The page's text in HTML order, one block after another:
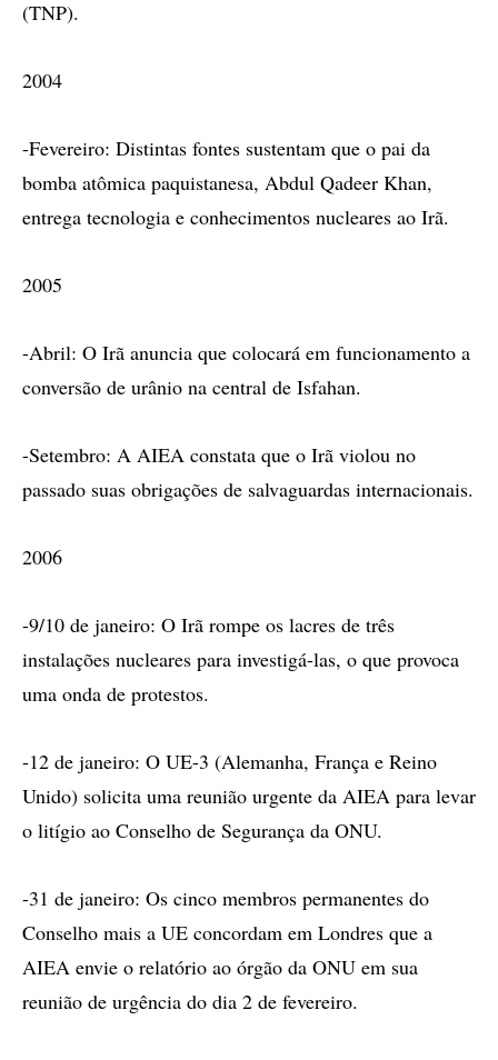
(TNP).
2004
-Fevereiro: Distintas fontes sustentam que o pai da
bomba atômica paquistanesa, Abdul Qadeer Khan,
entrega tecnologia e conhecimentos nucleares ao Irã.
2005
-Abril: O Irã anuncia que colocará em funcionamento a
conversão de urânio na central de Isfahan.
-Setembro: A AIEA constata que o Irã violou no
passado suas obrigações de salvaguardas internacionais.
2006
-9/10 de janeiro: O Irã rompe os lacres de três
instalações nucleares para investigá-las, o que provoca
uma onda de protestos.
-12 de janeiro: O UE-3 (Alemanha, França e Reino
Unido) solicita uma reunião urgente da AIEA para levar
o litígio ao Conselho de Segurança da ONU.
-31 de janeiro: Os cinco membros permanentes do
Conselho mais a UE concordam em Londres que a
AIEA envie o relatório ao órgão da ONU em sua
reunião de urgência do dia 2 de fevereiro.